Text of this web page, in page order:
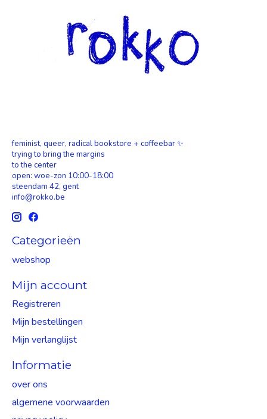
feminist, queer, radical bookstore + coffeebar ✨
trying to bring the margins
to the center
open: woe-zon 10:00-18:00
steendam 42, gent
info@rokko.be
Categorieën
webshop
Mijn account
Registreren
Mijn bestellingen
Mijn verlanglijst
Informatie
over ons
algemene voorwaarden